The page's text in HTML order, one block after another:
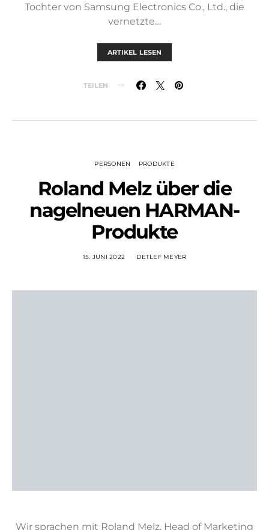
Tochter von Samsung Electronics Co., Ltd., die
vernetzte…
ARTIKEL LESEN
TEILEN
PERSONEN PRODUKTE
Roland Melz über die
nagelneuen HARMAN-
Produkte
15. JUNI 2022 DETLEF MEYER
Wir sprachen mit Roland Melz, Head of Marketing